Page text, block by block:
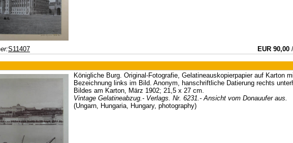
S11407 EUR 90,00 /
Königliche Burg. Original-Fotografie, Gelatineauskopierpapier auf Karton
Bezeichnung links im Bild. Anonym, hanschriftliche Datierung rechts
Bildes am Karton, März 1902; 21,5 x 27 cm.
Vintage Gelatineabzug.- Verlags. Nr. 6231.- Ansicht vom Donauufer aus.
(Ungarn, Hungaria, Hungary, photography)